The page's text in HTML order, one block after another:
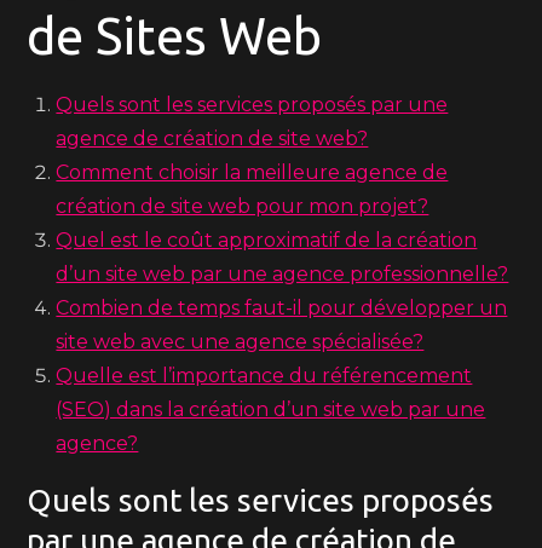
de Sites Web
Quels sont les services proposés par une
agence de création de site web?
Comment choisir la meilleure agence de
création de site web pour mon projet?
Quel est le coût approximatif de la création
d’un site web par une agence professionnelle?
Combien de temps faut-il pour développer un
site web avec une agence spécialisée?
Quelle est l’importance du référencement
(SEO) dans la création d’un site web par une
agence?
Quels sont les services proposés
par une agence de création de